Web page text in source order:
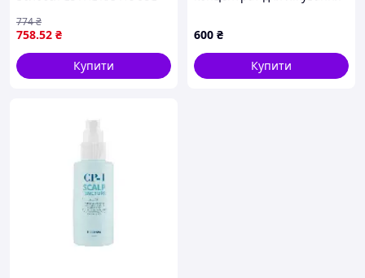
Essence , 150 мл
758.52 ₴
774₴
Купити
P68328AK87
600 ₴
Купити